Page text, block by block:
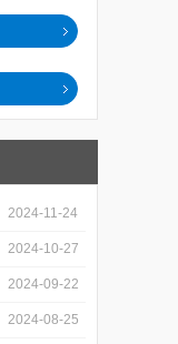
2024-11-24
2024-10-27
2024-09-22
2024-08-25